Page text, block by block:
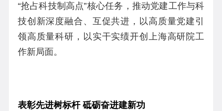
“抢占科技制高点”核心任务，推动党建工作与科
技创新深度融合、互促共进，以高质量党建引
领高质量科研，以实干实绩开创上海高研院工
作新局面。
表彰先进树标杆 砥砺奋进建新功